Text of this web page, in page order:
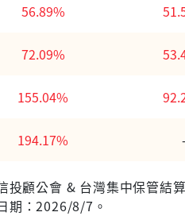
56.89%
72.09%
155.04%
194.17% -
顧公會 & 台灣集中保管結
期：2026/8/7。